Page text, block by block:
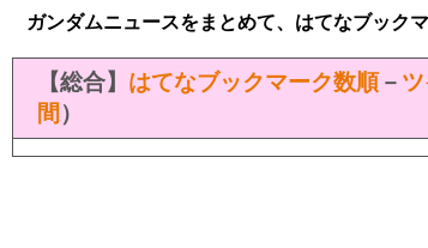
ガンダムニュースをまとめて、はてなブック
【総合】 はてなブックマーク数順－
間 ）